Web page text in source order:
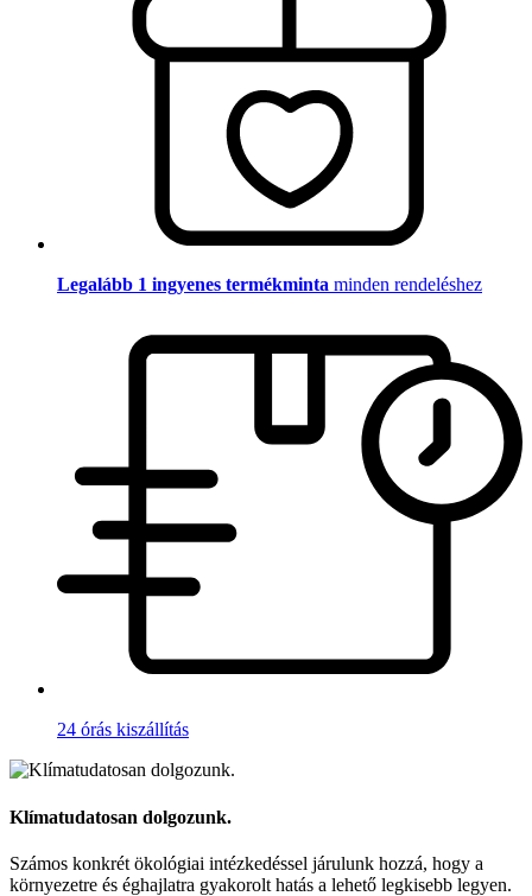
Legalább 1 ingyenes termékminta minden rendeléshez
24 órás kiszállítás
Klímatudatosan dolgozunk.
Számos konkrét ökológiai intézkedéssel járulunk hozzá, hogy a
környezetre és éghajlatra gyakorolt hatás a lehető legkisebb legyen.